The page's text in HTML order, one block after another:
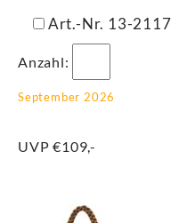
Art.-Nr. 13-2117
Anzahl:
September 2026
UVP €109,-